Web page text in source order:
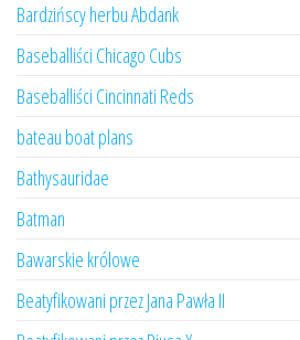
Bardzińscy herbu Abdank
Baseballiści Chicago Cubs
Baseballiści Cincinnati Reds
bateau boat plans
Bathysauridae
Batman
Bawarskie królowe
Beatyfikowani przez Jana Pawła II